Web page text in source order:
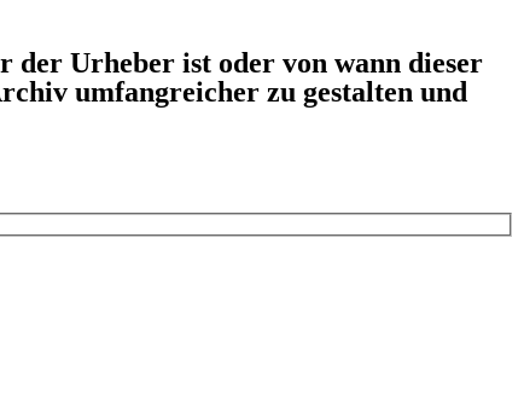
der Urheber ist oder von wann dieser
umfangreicher zu gestalten und